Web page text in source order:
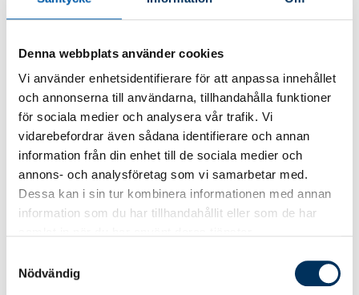
Denna webbplats använder cookies
Vi använder enhetsidentifierare för att anpassa innehållet
och annonserna till användarna, tillhandahålla funktioner
för sociala medier och analysera vår trafik. Vi
vidarebefordrar även sådana identifierare och annan
information från din enhet till de sociala medier och
annons- och analysföretag som vi samarbetar med.
Dessa kan i sin tur kombinera informationen med annan
information som du har tillhandahållit eller som de har
Nödvändig
Kursen innehåller dessa delar:
Exempel på olika penningtvättsupplägg.
Ett riskbaserat förhållningssätt.
Vad en allmän riskbedömning ska
innehålla.
Kundkännedom (inkl. begrepp som PEP,
verklig huvudman och alternativ verklig
huvudman).
Vilken typ av verksamhet som måste följa
Rapportering till Finanspolisen.